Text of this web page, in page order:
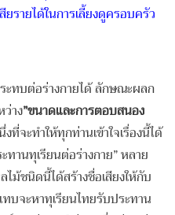
รายได้ในการเลี้ยงดูครอบครัว
ะทบต่อร่างกายได้ ลักษณะผลก
าง”ขนาดและการตอบสนอง
ที่จะทำให้ทุกท่านเข้าใจเรื่องนี้ได้
ทานทุเรียนต่อร่างกาย” หลาย
ม้ชนิดนี้ได้สร้างชื่อเสียงให้กับ
บจะหาทุเรียนไทยรับประทาน